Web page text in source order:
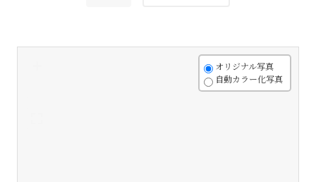
オリジナル写真
自動カラー化写真